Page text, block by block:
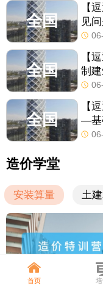
全国
【
见
全国
【
制
程
全国
【
—基
造价学堂
安装算量 土
首页 培